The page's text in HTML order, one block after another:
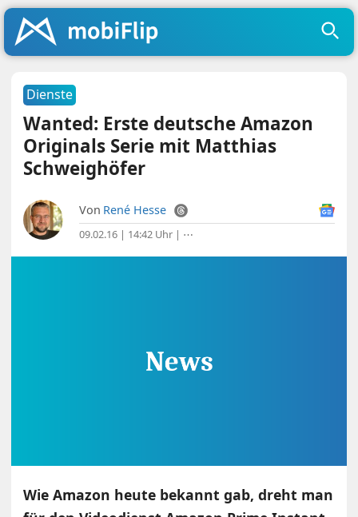
Dienste
Wanted: Erste deutsche Amazon
Originals Serie mit Matthias
Schweighöfer
Von René Hesse
09.02.16 | 14:42 Uhr | ⋯
Wie Amazon heute bekannt gab, dreht man